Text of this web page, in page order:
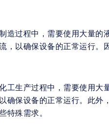
造过程中，需要使用大量
以确保设备的正常运行。
工生产过程中，需要使用
确保设备的正常运行。此
特殊需求。